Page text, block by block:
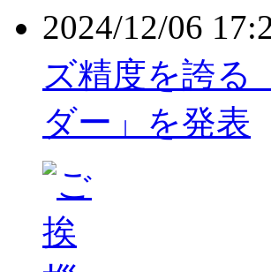
2024/12/06
ズ精度を誇る
ダー」を発表